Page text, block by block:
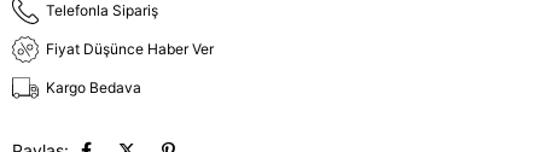
Telefonla Sipariş
Fiyat Düşünce Haber Ver
Kargo Bedava